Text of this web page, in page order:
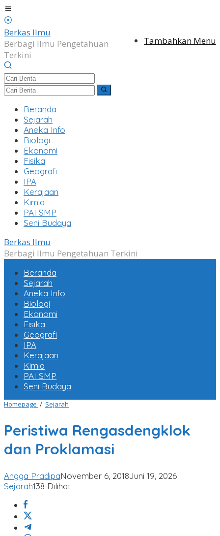
Lewati
ke
konten
Tambahkan Menu
Berkas Ilmu
Berbagi Ilmu Pengetahuan
Terkini
Beranda
Sejarah
Aneka Info
Biologi
Ekonomi
Fisika
Geografi
IPA
Kerajaan
Kimia
PAI SMP
Seni Budaya
Berkas Ilmu
Berbagi Ilmu Pengetahuan Terkini
Beranda
Sejarah
Aneka Info
Biologi
Ekonomi
Fisika
Geografi
IPA
Kerajaan
Kimia
PAI SMP
Seni Budaya
Homepage / Sejarah
Proklamasi
Peristiwa Rengasdengklok
dan Proklamasi
Angga PradipaNovember 6, 2018Juni 19, 2026
Sejarah138 Dilihat